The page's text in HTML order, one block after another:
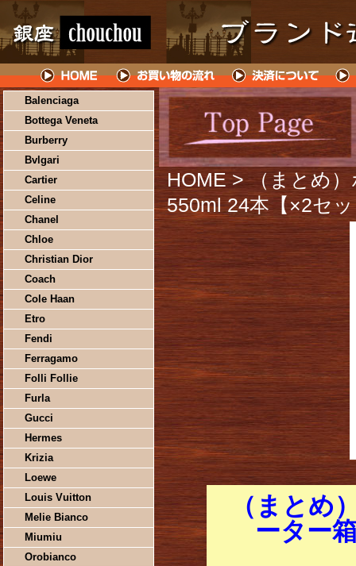
Balenciaga
Bottega Veneta
Burberry
Bvlgari
Cartier
Celine
Chanel
Chloe
Christian Dior
Coach
Cole Haan
Etro
Fendi
Ferragamo
Folli Follie
Furla
Gucci
Hermes
Krizia
Loewe
Louis Vuitton
Melie Bianco
Miumiu
Orobianco
HOME > （まとめ
550ml 24本【×2セ
（まとめ
ーター